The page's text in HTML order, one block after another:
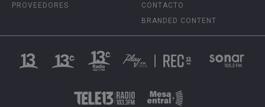
PROVEEDORES
CONTACTO
BRANDED CONTENT